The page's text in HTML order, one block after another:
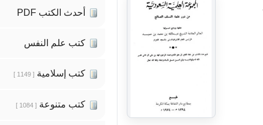
أحدث الكتب PDF
كتب علم النفس
كتب إسلامية [ 1149 ]
كتب متنوعة [ 1084 ]